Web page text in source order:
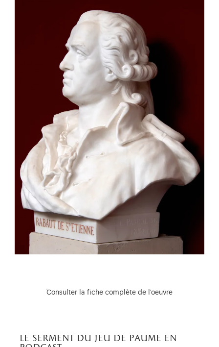
Consulter la fiche complète de l'oeuvre
le serment du jeu de paume en